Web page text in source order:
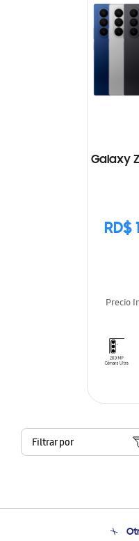
Galaxy Z
RD$
Precio
Filtrar por